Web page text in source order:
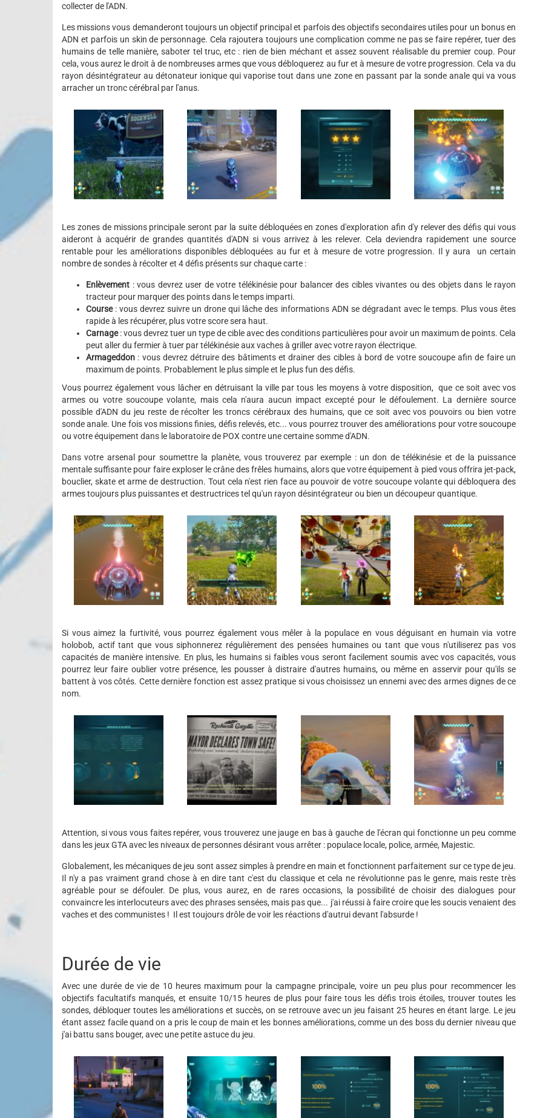
collecter de l'ADN.
Les missions vous demanderont toujours un objectif principal et parfois des objectifs secondaires utiles pour un bonus en
ADN et parfois un skin de personnage. Cela rajoutera toujours une complication comme ne pas se faire repérer, tuer des
humains de telle manière, saboter tel truc, etc : rien de bien méchant et assez souvent réalisable du premier coup. Pour
cela, vous aurez le droit à de nombreuses armes que vous débloquerez au fur et à mesure de votre progression. Cela va du
rayon désintégrateur au détonateur ionique qui vaporise tout dans une zone en passant par la sonde anale qui va vous
arracher un tronc cérébral par l'anus.
Les zones de missions principale seront par la suite débloquées en zones d'exploration afin d'y relever des défis qui vous
aideront à acquérir de grandes quantités d'ADN si vous arrivez à les relever. Cela deviendra rapidement une source
rentable pour les améliorations disponibles débloquées au fur et à mesure de votre progression. Il y aura un certain
nombre de sondes à récolter et 4 défis présents sur chaque carte :
Enlèvement : vous devrez user de votre télékinésie pour balancer des cibles vivantes ou des objets dans le rayon
tracteur pour marquer des points dans le temps imparti.
Course: vous devrez suivre un drone qui lâche des informations ADN se dégradant avec le temps. Plus vous êtes
rapide à les récupérer, plus votre score sera haut.
Carnage: vous devrez tuer un type de cible avec des conditions particulières pour avoir un maximum de points. Cela
peut aller du fermier à tuer par télékinésie aux vaches à griller avec votre rayon électrique.
Armageddon : vous devrez détruire des bâtiments et drainer des cibles à bord de votre soucoupe afin de faire un
maximum de points. Probablement le plus simple et le plus fun des défis.
Vous pourrez également vous lâcher en détruisant la ville par tous les moyens à votre disposition, que ce soit avec vos
armes ou votre soucoupe volante, mais cela n'aura aucun impact excepté pour le défoulement. La dernière source
possible d'ADN du jeu reste de récolter les troncs cérébraux des humains, que ce soit avec vos pouvoirs ou bien votre
sonde anale. Une fois vos missions finies, défis relevés, etc... vous pourrez trouver des améliorations pour votre soucoupe
ou votre équipement dans le laboratoire de POX contre une certaine somme d'ADN.
Dans votre arsenal pour soumettre la planète, vous trouverez par exemple : un don de télékinésie et de la puissance
mentale suffisante pour faire exploser le crâne des frêles humains, alors que votre équipement à pied vous offrira jet-pack,
bouclier, skate et arme de destruction. Tout cela n'est rien face au pouvoir de votre soucoupe volante qui débloquera des
armes toujours plus puissantes et destructrices tel qu'un rayon désintégrateur ou bien un découpeur quantique.
Si vous aimez la furtivité, vous pourrez également vous mêler à la populace en vous déguisant en humain via votre
holobob, actif tant que vous siphonnerez régulièrement des pensées humaines ou tant que vous n'utiliserez pas vos
capacités de manière intensive. En plus, les humains si faibles vous seront facilement soumis avec vos capacités, vous
pourrez leur faire oublier votre présence, les pousser à distraire d'autres humains, ou même en asservir pour qu'ils se
battent à vos côtés. Cette dernière fonction est assez pratique si vous choisissez un ennemi avec des armes dignes de ce
nom.
Attention, si vous vous faites repérer, vous trouverez une jauge en bas à gauche de l'écran qui fonctionne un peu comme
dans les jeux GTA avec les niveaux de personnes désirant vous arrêter : populace locale, police, armée, Majestic.
Globalement, les mécaniques de jeu sont assez simples à prendre en main et fonctionnent parfaitement sur ce type de jeu.
Il n'y a pas vraiment grand chose à en dire tant c'est du classique et cela ne révolutionne pas le genre, mais reste très
agréable pour se défouler. De plus, vous aurez, en de rares occasions, la possibilité de choisir des dialogues pour
convaincre les interlocuteurs avec des phrases sensées, mais pas que... j'ai réussi à faire croire que les soucis venaient des
vaches et des communistes ! Il est toujours drôle de voir les réactions d'autrui devant l'absurde !
Durée de vie
Avec une durée de vie de 10 heures maximum pour la campagne principale, voire un peu plus pour recommencer les
objectifs facultatifs manqués, et ensuite 10/15 heures de plus pour faire tous les défis trois étoiles, trouver toutes les
sondes, débloquer toutes les améliorations et succès, on se retrouve avec un jeu faisant 25 heures en étant large. Le jeu
étant assez facile quand on a pris le coup de main et les bonnes améliorations, comme un des boss du dernier niveau que
j'ai battu sans bouger, avec une petite astuce du jeu.